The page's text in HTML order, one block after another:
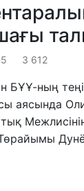
3 612
БҰҰ-ның
аясында